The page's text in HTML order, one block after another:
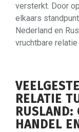
versterkt. Door
elkaars
Nederland en
vruchtbare
RELATIE
RUSLAND:
HANDEL